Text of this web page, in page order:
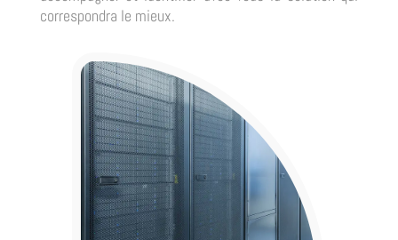
correspondra le mieux.